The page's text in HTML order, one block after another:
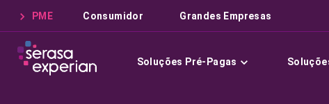
PME Consumidor Grandes Empresas
Soluções Pré-Pagas